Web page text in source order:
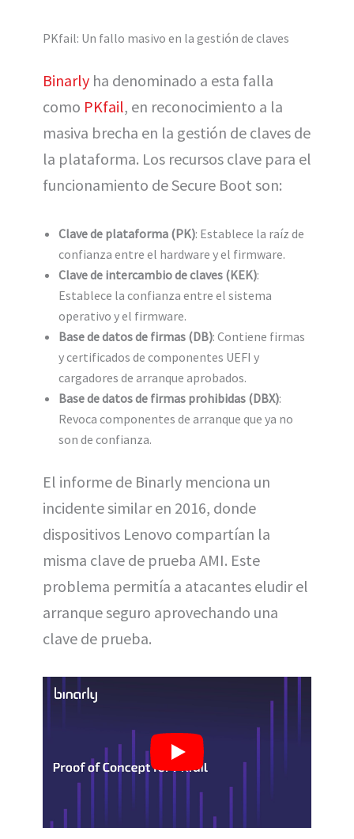
PKfail: Un fallo masivo en la gestión de claves
Binarly ha denominado a esta falla
como PKfail, en reconocimiento a la
masiva brecha en la gestión de claves de
la plataforma. Los recursos clave para el
funcionamiento de Secure Boot son:
Clave de plataforma (PK): Establece la raíz de
confianza entre el hardware y el firmware.
Clave de intercambio de claves (KEK):
Establece la confianza entre el sistema
operativo y el firmware.
Base de datos de firmas (DB): Contiene firmas
y certificados de componentes UEFI y
cargadores de arranque aprobados.
Base de datos de firmas prohibidas (DBX):
Revoca componentes de arranque que ya no
son de confianza.
El informe de Binarly menciona un
incidente similar en 2016, donde
dispositivos Lenovo compartían la
misma clave de prueba AMI. Este
problema permitía a atacantes eludir el
arranque seguro aprovechando una
clave de prueba.